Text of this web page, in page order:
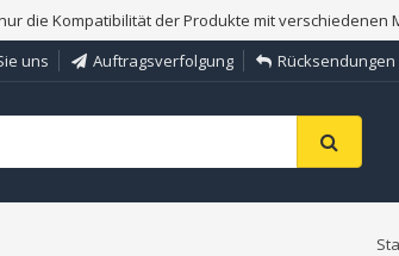
die Kompatibilität der Produkte mit verschiedenen
uns Auftragsverfolgung Rücksendungen